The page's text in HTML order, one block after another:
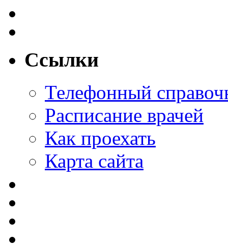
Ссылки
Телефонный
Расписание врачей
Как проехать
Карта сайта